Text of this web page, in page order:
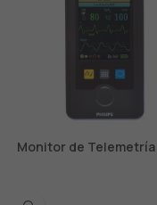
Monitor de Telemetría